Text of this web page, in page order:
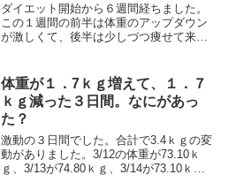
ダイエット開始から６週間経ちました。
この１週間の前半は体重のアップダウン
が激しくて、後半は少しづつ痩せて来
を行ったり来たりで、俗にいう「停滞
期」。ダイエット始めの勢い...
体重が１．7ｋｇ増えて、１．７
ｋｇ減った３日間。なにがあっ
た？
激動の３日間でした。合計で3.4ｋｇの変
動がありました。3/12の体重が73.10ｋ
ｇ、3/13が74.80ｋｇ、3/14が73.10ｋｇ